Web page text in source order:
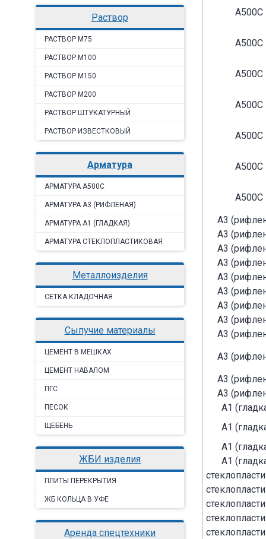
раствор
РАСТВОР М75
РАСТВОР М100
РАСТВОР М150
РАСТВОР М200
РАСТВОР ШТУКАТУРНЫЙ
РАСТВОР ИЗВЕСТКОВЫЙ
арматура
AРМАТУРА A500C
АРМАТУРА А3 (РИФЛЕНАЯ)
АРМАТУРА А1 (ГЛАДКАЯ)
АРМАТУРА СТЕКЛОПЛАСТИКОВАЯ
металлоизделия
CЕТКА КЛАДОЧНАЯ
сыпучие материалы
ЦЕМЕНТ В МЕШКАХ
ЦЕМЕНТ НАВАЛОМ
ПГС
ПЕСОК
ЩЕБЕНЬ
ЖБИ изделия
ПЛИТЫ ПЕРЕКРЫТИЯ
ЖБ КОЛЬЦА В УФЕ
аренда спецтехники
A500C
A500C
A500C
A500C
A500C
A500C
A500C
А3
А3
А3
А3
А3
А3
А3
А3
А3
А3
А3
А3
А1
А1
А1
А1